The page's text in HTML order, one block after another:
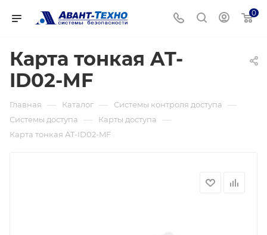
0
Карта тонкая AT-
ID02-MF
Главная — Каталог — Системы контроля доступа —
Системы доступа — Карты доступа —
Карта тонкая AT-ID02-MF